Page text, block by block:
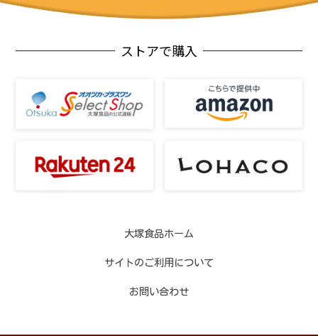
ストアで購入
大塚食品ホーム
サイトのご利用について
お問い合わせ